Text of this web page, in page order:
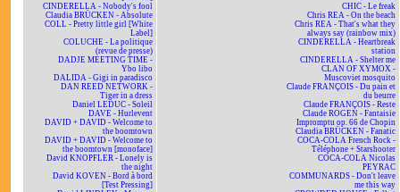
CINDERELLA - Nobody's fool
Claudia BRÜCKEN - Absolute
COLL - Pretty little girl [White
Label]
COLUCHE - La politique
(revue de presse)
DADJE MEETING TIME -
Ybo libo
DALIDA - Gigi in paradisco
DAN REED NETWORK -
Tiger in a dress
Daniel LEDUC - Soleil
DAVE - Hurlevent
DAVID + DAVID - Welcome to
the boomtown
DAVID + DAVID - Welcome to
the boomtown [monoface]
David KNOPFLER - Lonely is
the night
David KOVEN - Bord à bord
[Test Pressing]
CHIC - Le freak
Chris REA - On the beach
Chris REA - That's what they
always say (rainbow mix)
CINDERELLA - Heartbreak
station
CINDERELLA - Shelter me
CLAN OF XYMOX -
Muscoviet mosquito
Claude FRANÇOIS - Du pain et
du beurre
Claude FRANÇOIS - Reste
Claude ROGEN - Fantaisie
Impromptu op. 66 de Chopin
Claudia BRÜCKEN - Fanatic
COCA-COLA French Rock -
Téléphone + Starshooter
COCA-COLA Nicolas
PEYRAC
COMMUNARDS - Don't leave
me this way